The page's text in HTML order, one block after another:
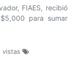
FIAES, recibió
para sumar
vistas